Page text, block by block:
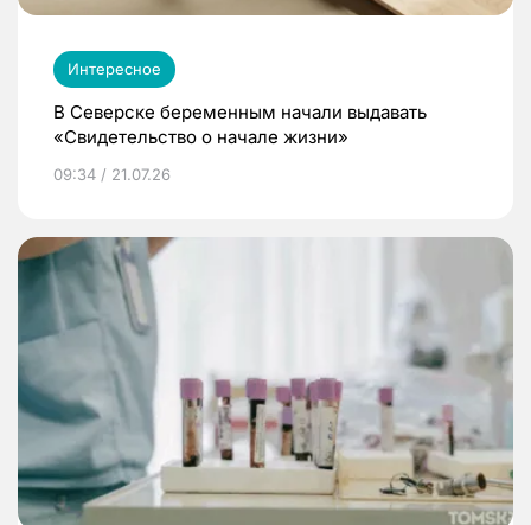
Интересное
В Северске беременным начали выдавать
«Свидетельство о начале жизни»
09:34 / 21.07.26